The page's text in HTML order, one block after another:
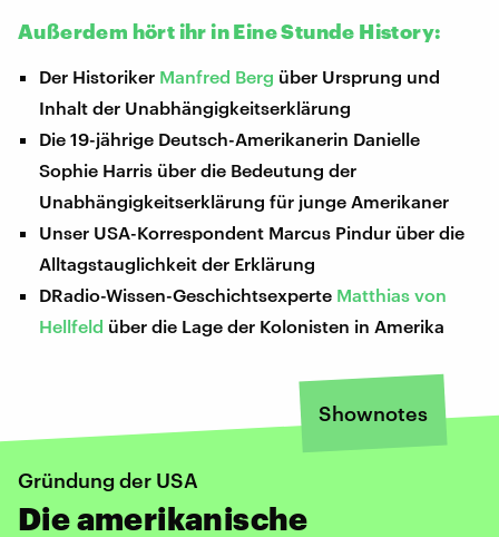
Außerdem hört ihr in Eine Stunde History:
Der Historiker Manfred Berg über Ursprung und
Inhalt der Unabhängigkeitserklärung
Die 19-jährige Deutsch-Amerikanerin Danielle
Sophie Harris über die Bedeutung der
Unabhängigkeitserklärung für junge Amerikaner
Unser USA-Korrespondent Marcus Pindur über die
Alltagstauglichkeit der Erklärung
DRadio-Wissen-Geschichtsexperte Matthias von
Hellfeld über die Lage der Kolonisten in Amerika
Shownotes
Gründung der USA
Die amerikanische